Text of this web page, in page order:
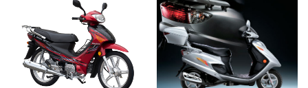
25T-16)는 현재 국내에 출시된
전 하우주 모델 중 가장 크고 세련
된 차체를 보유하고 있으면서
도 하우주 브랜드의 이미 널리 알
려진 장점인 내구성 및 주행안정
성을 보유하였으며, 프런트에
드 500선(China Brand Top
500 List) 선정을 위한 제 4차
중국 브랜드 정상회의(Chinese
Brands Summit)가 중국 그레
이트 홀(Grate Hall)에서 개최되
었다.다창지앙 그룹의 "Haoju